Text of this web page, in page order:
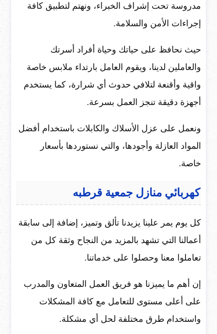
مدروسة تحت إشراف الخبراء، ونهتم لتطبيق كافة
إجراءات الأمن والسلامة.
حيث نحافظ على حياتك وحياة أفراد أسرتك
والعاملين لدينا، ويقوم العامل بارتداء ملابس خاصة
واقية وأقنعة لتلافي حدوث أي شرارة، كما يستخدم
أجهزة دقيقة تنجز العمل بسرعة.
ونعمل على عزل الأسلاك والكابلات باستخدام أفضل
المواد العازلة وأجودها، والتي نستوردها بأسعار
خاصة.
كهربائي منازل جمعية قرطبه
كل يوم يمر علينا يزيدنا تألق وتميز، إضافة إلى سابقة
أعمالنا التي تشهد بالمزيد من النجاح وثقة كل من
تعاملوا معنا وحصلوا على خدماتنا.
إن أهم ما يميزنا هو فريق العمل المتعاون والمدرب
على أعلى مستوى للتعامل مع كافة المشكلات
واستخدام طرق مختلفة لحل أي مشكلة.